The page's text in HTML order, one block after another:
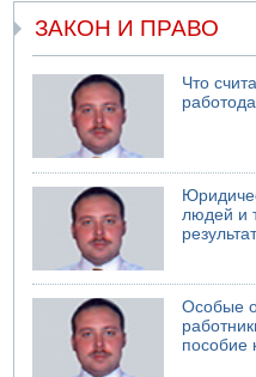
Недалеко от Бейт-Шемеша
07.08.2026 06:24
Саудовская Аравия
06.08.2026 13:43
И еще иранские агенты
Арестованы двое
электрической компании
06.08.2026 13:07
Возле Кирьят-Арбы пожар
США не будут давить на
06.08.2026 11:41
Трое подростков ограбили
ЗАКОН И ПРАВО
Что
людей и
Особые
пособие